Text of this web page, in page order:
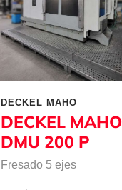
DECKEL MAHO
DECKEL MAHO
DMU 200 P
Fresado 5 ejes